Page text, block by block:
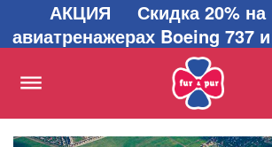
АКЦИЯ Скидка 20% на
авиатренажерах Boeing 737